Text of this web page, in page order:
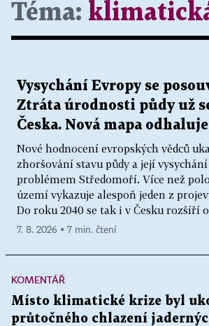
Téma:
Vysychání Evropy se
Ztráta úrodnosti půdy už
Česka. Nová mapa
Nové hodnocení evropských vědců
zhoršování stavu půdy a její
problémem Středomoří. Více než
území vykazuje alespoň jeden z
Do roku 2040 se tak i v Česku rozšíří
7. 8. 2026 ▪ 7 min. čtení
KOMENTÁŘ
Místo klimatické krize byl
průtočného chlazení